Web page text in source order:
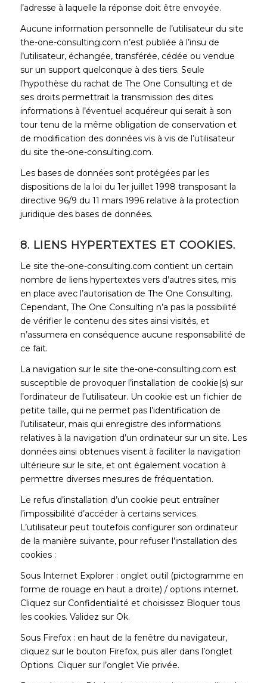
l’adresse à laquelle la réponse doit être envoyée.
Aucune information personnelle de l’utilisateur du site
the-one-consulting.com n’est publiée à l’insu de
l’utilisateur, échangée, transférée, cédée ou vendue
sur un support quelconque à des tiers. Seule
l’hypothèse du rachat de The One Consulting et de
ses droits permettrait la transmission des dites
informations à l’éventuel acquéreur qui serait à son
tour tenu de la même obligation de conservation et
de modification des données vis à vis de l’utilisateur
du site the-one-consulting.com.
Les bases de données sont protégées par les
dispositions de la loi du 1er juillet 1998 transposant la
directive 96/9 du 11 mars 1996 relative à la protection
juridique des bases de données.
8. LIENS HYPERTEXTES ET COOKIES.
Le site the-one-consulting.com contient un certain
nombre de liens hypertextes vers d’autres sites, mis
en place avec l’autorisation de The One Consulting.
Cependant, The One Consulting n’a pas la possibilité
de vérifier le contenu des sites ainsi visités, et
n’assumera en conséquence aucune responsabilité de
ce fait.
La navigation sur le site the-one-consulting.com est
susceptible de provoquer l’installation de cookie(s) sur
l’ordinateur de l’utilisateur. Un cookie est un fichier de
petite taille, qui ne permet pas l’identification de
l’utilisateur, mais qui enregistre des informations
relatives à la navigation d’un ordinateur sur un site. Les
données ainsi obtenues visent à faciliter la navigation
ultérieure sur le site, et ont également vocation à
permettre diverses mesures de fréquentation.
Le refus d’installation d’un cookie peut entraîner
l’impossibilité d’accéder à certains services.
L’utilisateur peut toutefois configurer son ordinateur
de la manière suivante, pour refuser l’installation des
cookies :
Sous Internet Explorer : onglet outil (pictogramme en
forme de rouage en haut a droite) / options internet.
Cliquez sur Confidentialité et choisissez Bloquer tous
les cookies. Validez sur Ok.
Sous Firefox : en haut de la fenêtre du navigateur,
cliquez sur le bouton Firefox, puis aller dans l’onglet
Options. Cliquer sur l’onglet Vie privée.